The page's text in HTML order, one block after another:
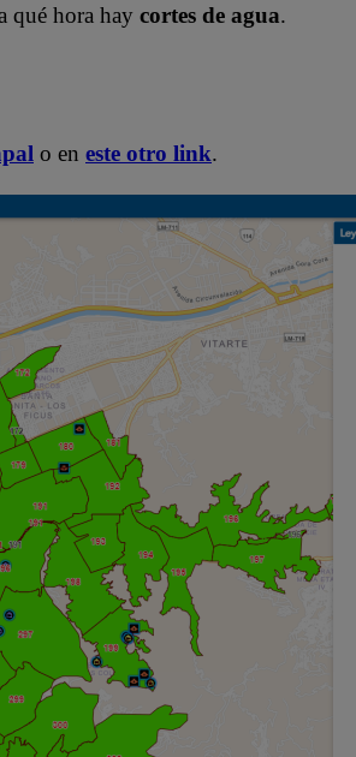
qué hora hay cortes de agua.
o en este otro link.